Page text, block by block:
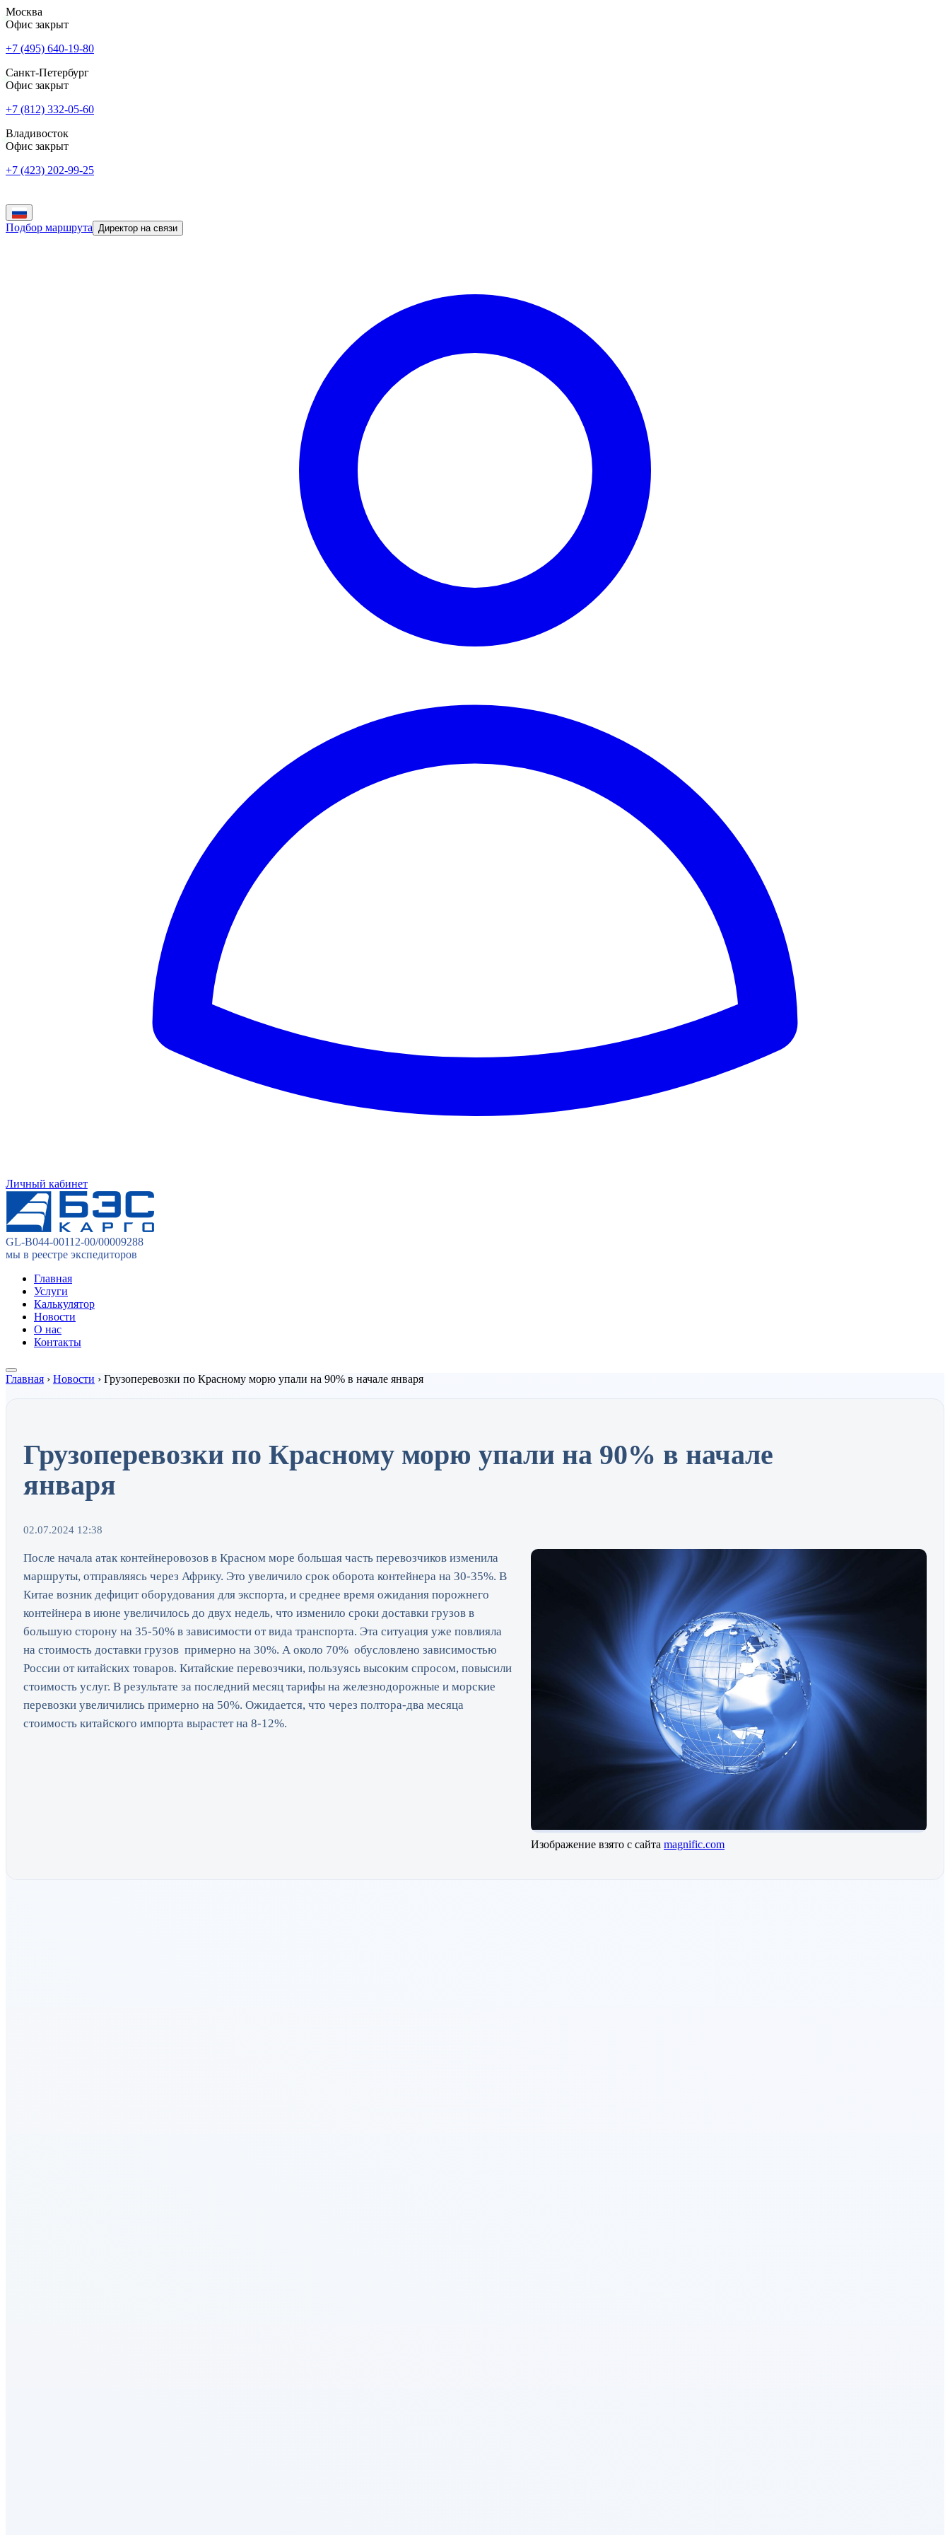
Москва
Офис закрыт
+7 (495) 640-19-80
Санкт-Петербург
Офис закрыт
+7 (812) 332-05-60
Владивосток
Офис закрыт
+7 (423) 202-99-25
Подбор маршрута Директор на связи
Личный кабинет
GL-B044-00112-00/00009288
мы в реестре экспедиторов
Главная
Услуги
Калькулятор
Новости
О нас
Контакты
Главная › Новости › Грузоперевозки по Красному морю упали на 90% в начале января
Грузоперевозки по Красному морю упали на 90% в начале
января
02.07.2024 12:38
После начала атак контейнеровозов в Красном море большая часть перевозчиков изменила
маршруты, отправляясь через Африку. Это увеличило срок оборота контейнера на 30-35%. В
Китае возник дефицит оборудования для экспорта, и среднее время ожидания порожнего
контейнера в июне увеличилось до двух недель, что изменило сроки доставки грузов в
большую сторону на 35-50% в зависимости от вида транспорта. Эта ситуация уже повлияла
на стоимость доставки грузов примерно на 30%. А около 70% обусловлено зависимостью
России от китайских товаров. Китайские перевозчики, пользуясь высоким спросом, повысили
стоимость услуг. В результате за последний месяц тарифы на железнодорожные и морские
перевозки увеличились примерно на 50%. Ожидается, что через полтора-два месяца
стоимость китайского импорта вырастет на 8-12%.
Изображение взято с сайта magnific.com